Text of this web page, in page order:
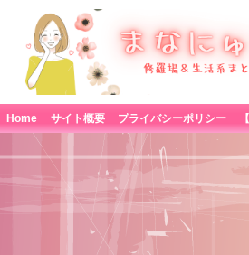
Home サイト概要 プライバシーポリシー